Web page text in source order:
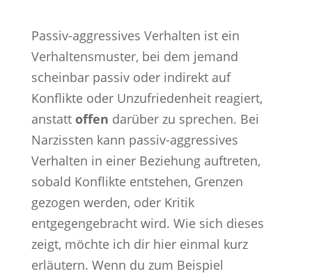
Passiv-aggressives Verhalten ist ein
Verhaltensmuster, bei dem jemand
scheinbar passiv oder indirekt auf
Konflikte oder Unzufriedenheit reagiert,
anstatt offen darüber zu sprechen. Bei
Narzissten kann passiv-aggressives
Verhalten in einer Beziehung auftreten,
sobald Konflikte entstehen, Grenzen
gezogen werden, oder Kritik
entgegengebracht wird. Wie sich dieses
zeigt, möchte ich dir hier einmal kurz
erläutern. Wenn du zum Beispiel